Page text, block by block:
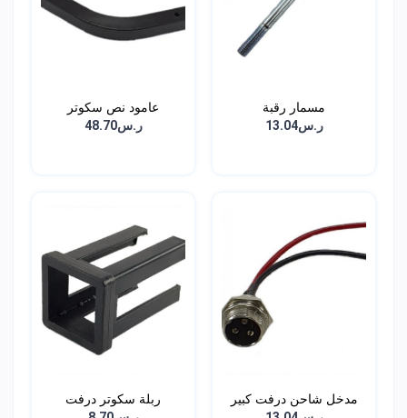
مسمار رقبة
ر.س13.04
عامود نص سكوتر
ر.س48.70
مدخل شاحن درفت كبير ربلة سكوتر درفت